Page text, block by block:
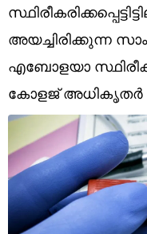
Short Videos
അയച്ചിരിക്കുന്ന
എബോളയാ
കോളജ് അ‌ധികൃതർ